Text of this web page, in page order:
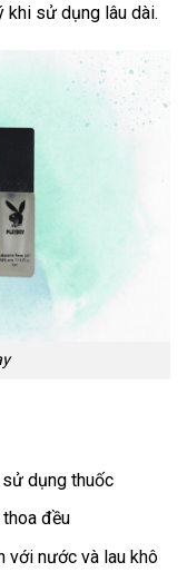
khi sử dụng lâu dài.
dụng thuốc
đều
với nước và lau khô